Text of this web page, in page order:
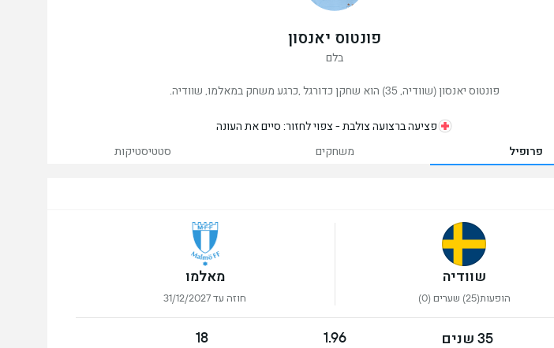
פונטוס יאנסון
בלם
פונטוס יאנסון (שוודיה, 35) הוא שחקן כדורגל ,כרגע משחק במאלמו, שוודיה.
פציעה ברצועה צולבת - צפוי לחזור: סיים את העונה
פרופיל
משחקים סטטיסטיקות
שוודיה
הופעות(25) שערים (0)
מאלמו
חוזה עד 31/12/2027
35 שנים 1.96
18